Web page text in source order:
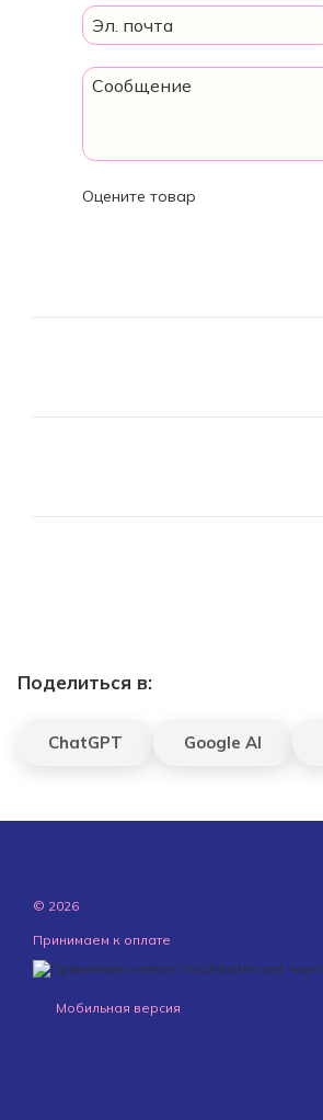
Оцените товар
Поделиться в:
ChatGPT Google AI
© 2026
Принимаем к оплате
Мобильная версия